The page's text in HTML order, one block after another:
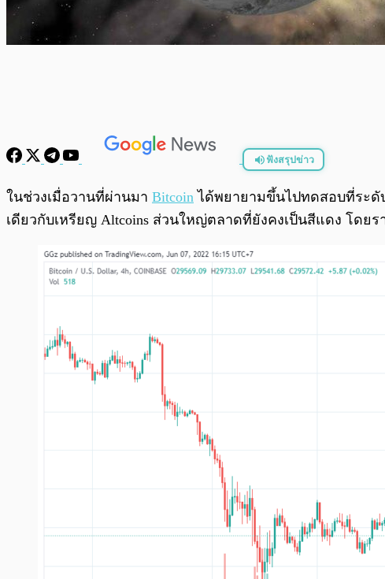
ฟังสรุปข่าว
พร้อมเล่น
ในช่วงเมื่อวานที่ผ่านมา Bitcoin ได้พยายามขึ้นไปทดสอบที่ระดั
เดียวกับเหรียญ Altcoins ส่วนใหญ่ตลาดที่ยังคงเป็นสีแดง โดยร